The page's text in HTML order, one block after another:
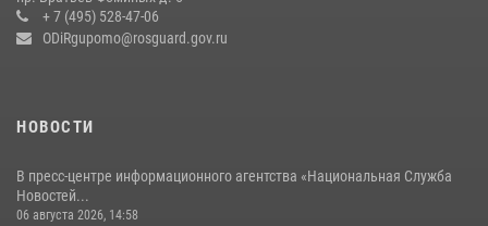
14 июля 2026, 15:13
+ 7 (495) 528-47-06
ODiRgupomo@rosguard.gov.ru
НОВОСТИ
В пресс-центре информационного агентства «Национальная Служба
Новостей...
06 августа 2026, 14:58